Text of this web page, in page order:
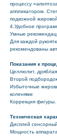
процессу
аппликатором.
подкожной
4.Удобное
Умные
Для каждой
рекомендованы
Показания к
Целлюлит,
Второй подбородок
Избыточные
коленями
Коррекция фигуры.
Техническая
Дисплей
Мощность